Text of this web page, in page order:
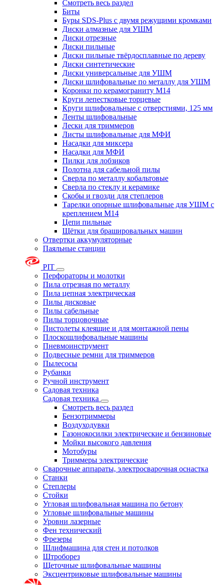
Смотреть весь раздел
Биты
Буры SDS-Plus c двумя режущими кромками
Диски алмазные для УШМ
Диски отрезные
Диски пильные
Диски пильные твёрдосплавные по дереву
Диски синтетические
Диски универсальные для УШМ
Диски шлифовальные по металлу для УШМ
Коронки по керамограниту M14
Круги лепестковые торцевые
Круги шлифовальные с отверстиями, 125 мм
Ленты шлифовальные
Лески для триммеров
Листы шлифовальные для МФИ
Насадки для миксера
Насадки для МФИ
Пилки для лобзиков
Полотна для сабельной пилы
Сверла по металлу кобальтовые
Сверла по стеклу и керамике
Скобы и гвозди для степлеров
Тарелки опорные шлифовальные для УШМ с
креплением М14
Цепи пильные
Щётки для брашировальных машин
Отвертки аккумуляторные
Паяльные станции
PIT
Перфораторы и молотки
Пила отрезная по металлу
Пила цепная электрическая
Пилы дисковые
Пилы сабельные
Пилы торцовочные
Пистолеты клеящие и для монтажной пены
Плоскошлифовальные машины
Пневмоинструмент
Подвесные ремни для триммеров
Пылесосы
Рубанки
Ручной инструмент
Садовая техника
Садовая техника
Смотреть весь раздел
Бензотриммеры
Воздуходувки
Газонокосилки электрические и бензиновые
Мойки высокого давления
Мотобуры
Триммеры электрические
Сварочные аппараты, электросварочная оснастка
Станки
Степлеры
Стойки
Угловая шлифовальная машина по бетону
Угловые шлифовальные машины
Уровни лазерные
Фен технический
Фрезеры
Шлифмашина для стен и потолков
Штроборез
Щеточные шлифовальные машины
Эксцентриковые шлифовальные машины